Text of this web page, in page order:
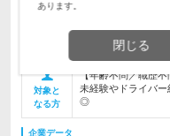
る当社にて、小型～
★資格取得制度あり
対象と
なる方
【年齢不問／職歴
未経験やドライバ
◎
企業データ
あります。
閉じる